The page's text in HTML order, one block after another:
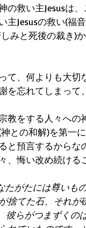
救い主Jesusは
Jesusの救い(福
みと死後の裁き)
て、何よりも大切
を忘れてしまって
教をする人々への
との和解)を第一
と預言するからな
悔い改め続ける
たがたには尊いも
捨てた石、それが
彼らがつまずくの